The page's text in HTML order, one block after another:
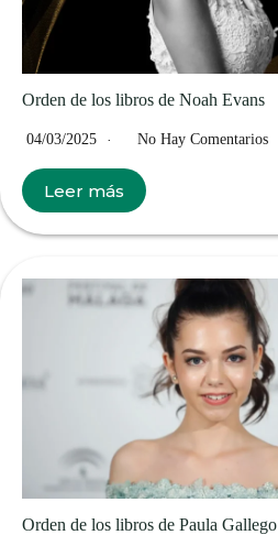
Orden de los libros de Noah Evans
04/03/2025 No Hay Comentarios
Leer más
Orden de los libros de Paula Gallego